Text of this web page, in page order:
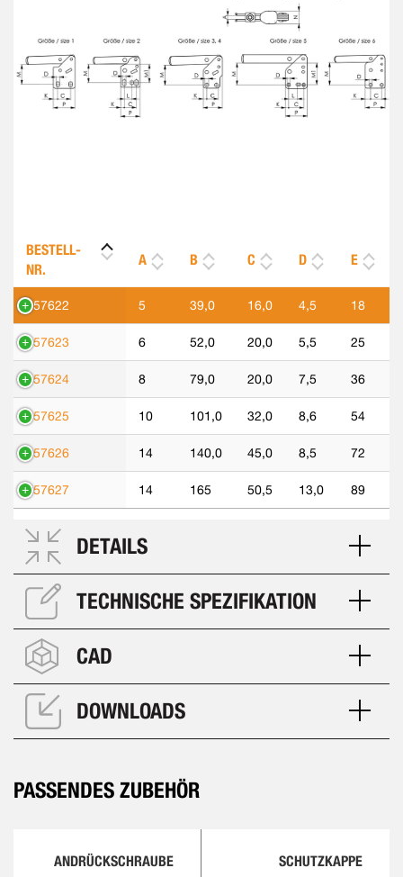
BESTELL-
NR.
A B C D E
557622 5 39,0 16,0 4,5 18
557623 6 52,0 20,0 5,5 25
557624 8 79,0 20,0 7,5 36
557625 10 101,0 32,0 8,6 54
557626 14 140,0 45,0 8,5 72
557627 14 165 50,5 13,0 89
DETAILS
TECHNISCHE SPEZIFIKATION
CAD
DOWNLOADS
PASSENDES ZUBEHÖR
ANDRÜCKSCHRAUBE SCHUTZKAPPE